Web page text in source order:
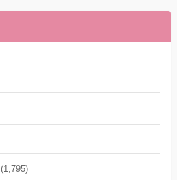
(1,795)